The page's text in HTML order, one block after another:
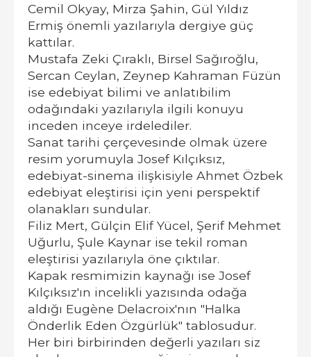
Cemil Okyay, Mirza Şahin, Gül Yıldız
Ermiş önemli yazılarıyla dergiye güç
kattılar.
Mustafa Zeki Çıraklı, Birsel Sağıroğlu,
Sercan Ceylan, Zeynep Kahraman Füzün
ise edebiyat bilimi ve anlatıbilim
odağındaki yazılarıyla ilgili konuyu
inceden inceye irdelediler.
Sanat tarihi çerçevesinde olmak üzere
resim yorumuyla Josef Kılçıksız,
edebiyat-sinema ilişkisiyle Ahmet Özbek
edebiyat eleştirisi için yeni perspektif
olanakları sundular.
Filiz Mert, Gülçin Elif Yücel, Şerif Mehmet
Uğurlu, Şule Kaynar ise tekil roman
eleştirisi yazılarıyla öne çıktılar.
Kapak resmimizin kaynağı ise Josef
Kılçıksız'ın incelikli yazısında odağa
aldığı Eugène Delacroix'nın "Halka
Önderlik Eden Özgürlük" tablosudur.
Her biri birbirinden değerli yazıları siz